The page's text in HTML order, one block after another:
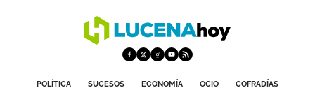
POLÍTICA SUCESOS ECONOMÍA OCIO
COFRADÍAS